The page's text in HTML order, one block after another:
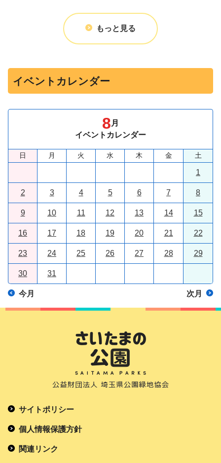
もっと見る
イベントカレンダー
8月
イベントカレンダー
日 月 火 水 木 金 土
1
2 3 4 5 6 7 8
9 10 11 12 13 14 15
16 17 18 19 20 21 22
23 24 25 26 27 28 29
30 31
今月 次月
サイトポリシー
個人情報保護方針
関連リンク